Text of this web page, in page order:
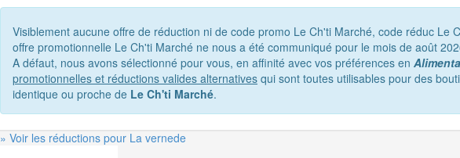
Visiblement aucune offre de réduction ni de code promo Le Ch'ti Marché, code réduc Le
offre promotionnelle Le Ch'ti Marché ne nous a été communiqué pour le mois de août
A défaut, nous avons sélectionné pour vous, en affinité avec vos préférences en
promotionnelles et réductions valides alternatives qui sont toutes utilisables pour des
identique ou proche de Le Ch'ti Marché.
» Voir les réductions pour La vernede